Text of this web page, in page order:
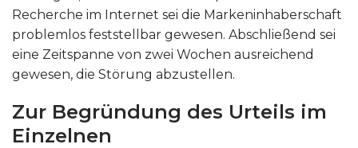
Recherche im Internet sei die Markeninhaberschaft
problemlos feststellbar gewesen. Abschließend sei
eine Zeitspanne von zwei Wochen ausreichend
gewesen, die Störung abzustellen.
Zur Begründung des Urteils im
Einzelnen